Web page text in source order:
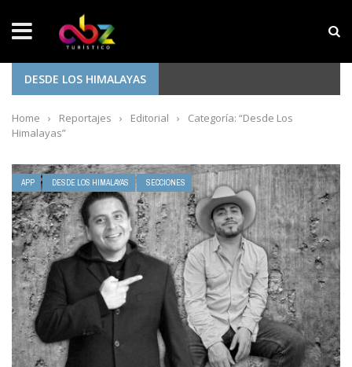
NOTICIAS SOBRESALIENTES
DESDE LOS HIMALAYAS
Home › Reportajes › Editorial ›
Categoría: “Desde Los
Himalayas”
APP DESDE LOS HIMALAYAS SECCIONES